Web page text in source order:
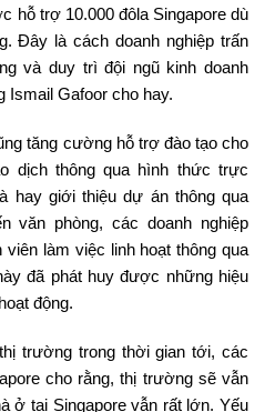
hỗ trợ 10.000 đôla Singapore dù
Đây là cách doanh nghiệp trấn
và duy trì đội ngũ kinh doanh
Ismail Gafoor cho hay.
tăng cường hỗ trợ đào tạo cho
dịch thông qua hình thức trực
hay giới thiệu dự án thông qua
văn phòng, các doanh nghiệp
làm việc linh hoạt thông qua
đã phát huy được những hiệu
động.
trường trong thời gian tới, các
cho rằng, thị trường sẽ vẫn
ở tại Singapore vẫn rất lớn. Yếu